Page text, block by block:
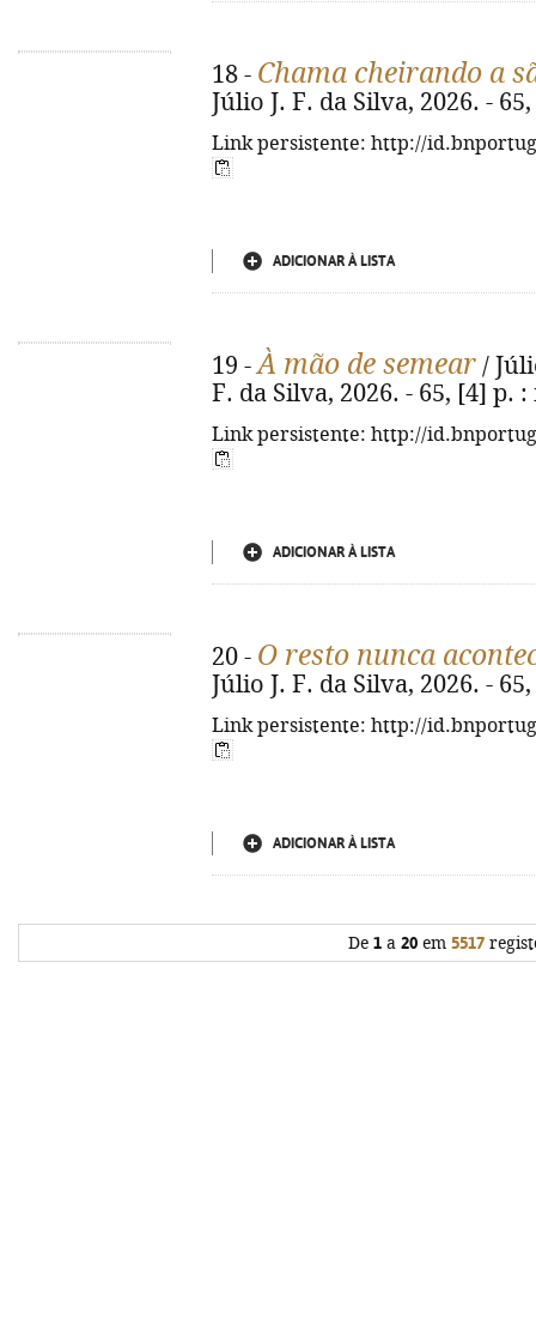
18 - Chama cheirando a
Júlio J. F. da Silva, 2026. -
Link persistente: http://
ADICIONAR À LISTA
19 -À mão de semear /
F. da Silva, 2026. - 65, [4] p.
Link persistente: http://
ADICIONAR À LISTA
20 - O resto nunca
Júlio J. F. da Silva, 2026. -
Link persistente: http://
ADICIONAR À LISTA
De 1a 20em 5517